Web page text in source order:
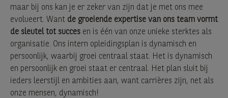
maar bij ons kan je er zeker van zijn dat je met ons mee
evolueert. Want de groeiende expertise van ons team vormt
de sleutel tot succes en is één van onze unieke sterktes als
organisatie. Ons intern opleidingsplan is dynamisch en
persoonlijk, waarbij groei centraal staat. Het is dynamisch
en persoonlijk en groei staat er centraal. Het plan sluit bij
ieders leerstijl en ambities aan, want carrières zijn, net als
onze mensen, dynamisch!